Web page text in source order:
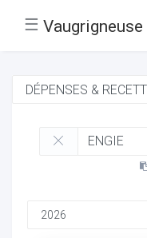
☰ Vaugrigneuse